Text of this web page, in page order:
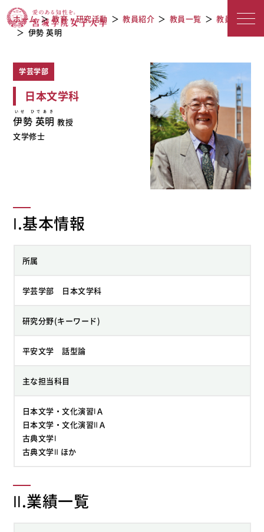
ホーム
教育・研究活動 教員紹介 教員一覧
教員検索
伊勢 英明
学芸学部
日本文学科
伊勢 英明
いせ ひであき
教授
文学修士
Ⅰ.基本情報
所属
学芸学部 日本文学科
研究分野(キーワード)
平安文学 話型論
主な担当科目
日本文学・文化演習ⅠＡ
日本文学・文化演習ⅡＡ
古典文学Ⅰ
古典文学Ⅱ ほか
Ⅱ.業績一覧